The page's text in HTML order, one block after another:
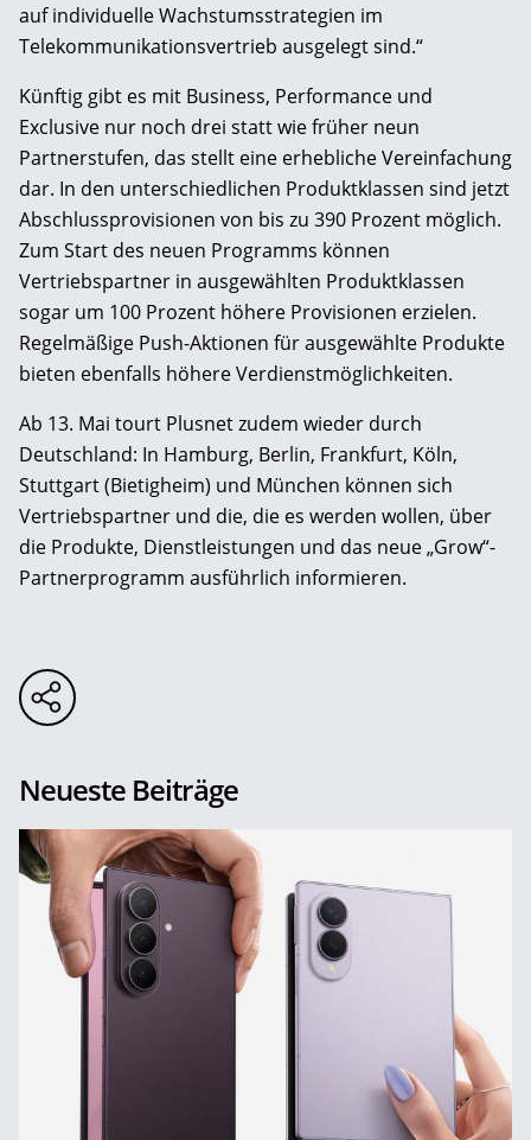
auf individuelle Wachstumsstrategien im
Telekommunikationsvertrieb ausgelegt sind.“
Künftig gibt es mit Business, Performance und
Exclusive nur noch drei statt wie früher neun
Partnerstufen, das stellt eine erhebliche Vereinfachung
dar. In den unterschiedlichen Produktklassen sind jetzt
Abschlussprovisionen von bis zu 390 Prozent möglich.
Zum Start des neuen Programms können
Vertriebspartner in ausgewählten Produktklassen
sogar um 100 Prozent höhere Provisionen erzielen.
Regelmäßige Push-Aktionen für ausgewählte Produkte
bieten ebenfalls höhere Verdienstmöglichkeiten.
Ab 13. Mai tourt Plusnet zudem wieder durch
Deutschland: In Hamburg, Berlin, Frankfurt, Köln,
Stuttgart (Bietigheim) und München können sich
Vertriebspartner und die, die es werden wollen, über
die Produkte, Dienstleistungen und das neue „Grow“-
Partnerprogramm ausführlich informieren.
Neueste Beiträge